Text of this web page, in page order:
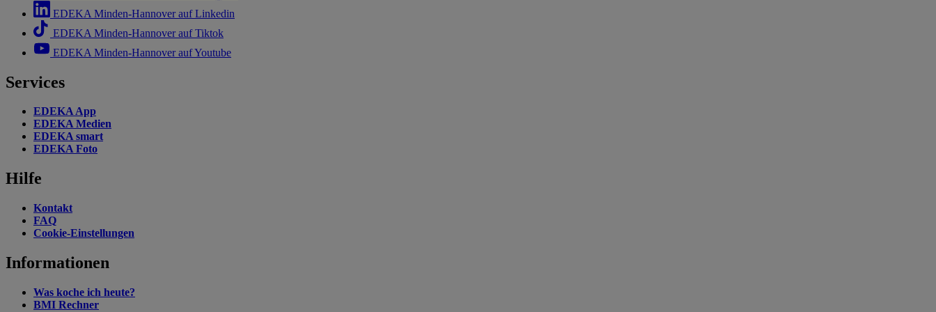
EDEKA Minden-Hannover auf Linkedin
EDEKA Minden-Hannover auf Tiktok
EDEKA Minden-Hannover auf Youtube
Services
EDEKA App
EDEKA Medien
EDEKA smart
EDEKA Foto
Hilfe
Kontakt
FAQ
Cookie-Einstellungen
Informationen
Was koche ich heute?
BMI Rechner